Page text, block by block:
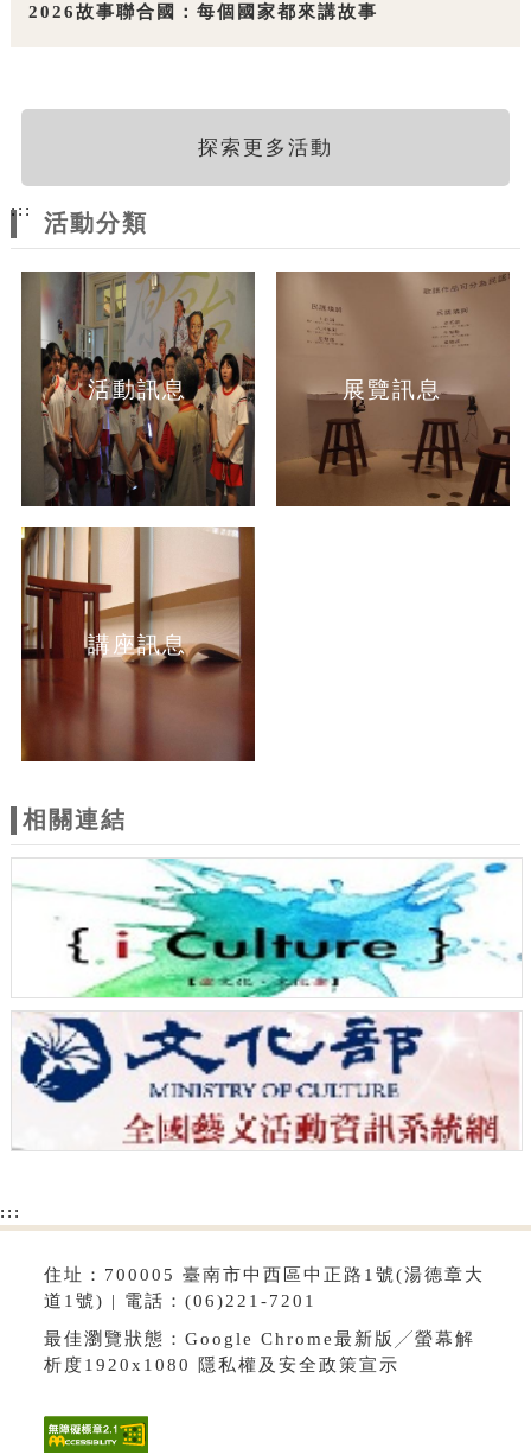
2026故事聯合國：每個國家都來講故事
探索更多活動
:::
活動分類
活動訊息 展覽訊息
講座訊息
相關連結
:::
住址：700005 臺南市中西區中正路1號(湯德章大
道1號) | 電話：(06)221-7201
最佳瀏覽狀態：Google Chrome最新版╱螢幕解
析度1920x1080 隱私權及安全政策宣示